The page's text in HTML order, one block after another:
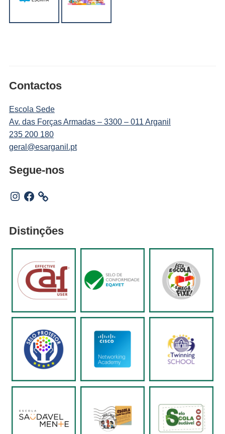
Contactos
Escola Sede
Av. das Forças Armadas – 3300 – 011 Arganil
235 200 180
geral@esarganil.pt
Segue-nos
Instagram
Facebook
Distinções